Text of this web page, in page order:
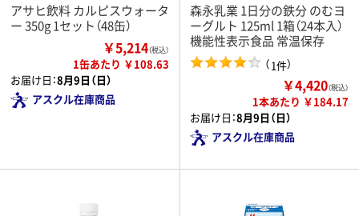
アサヒ飲料 カルピスウォータ
ー 350g 1セット（48缶）
￥5,214（税込）
1缶あたり ￥108.63
お届け日：8月9日（日）
アスクル在庫商品
森永乳業 1日分の鉄分 のむヨ
ーグルト 125ml 1箱（24本入）
機能性表示食品 常温保存
（1件）
￥4,420（税込）
1本あたり ￥184.17
お届け日：8月9日（日）
アスクル在庫商品